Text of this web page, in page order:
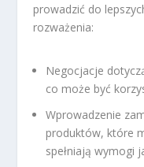
prowadzić do
rozważenia:
Negocjacje
co może być
Wprowadzenie
produktów, które
spełniają wymogi